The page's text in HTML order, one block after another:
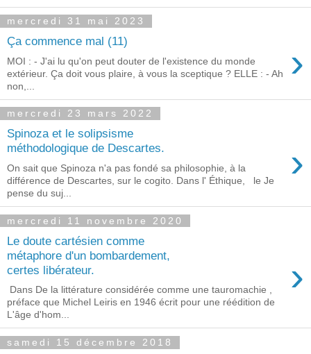
mercredi 31 mai 2023
Ça commence mal (11) ›
MOI : - J'ai lu qu'on peut douter de l'existence du monde
extérieur. Ça doit vous plaire, à vous la sceptique ? ELLE : - Ah
non,...
mercredi 23 mars 2022
Spinoza et le solipsisme
méthodologique de Descartes.
›
On sait que Spinoza n'a pas fondé sa philosophie, à la
différence de Descartes, sur le cogito. Dans l' Éthique, le Je
pense du suj...
mercredi 11 novembre 2020
Le doute cartésien comme
métaphore d'un bombardement,
certes libérateur.
›
Dans De la littérature considérée comme une tauromachie ,
préface que Michel Leiris en 1946 écrit pour une réédition de
L'âge d'hom...
samedi 15 décembre 2018